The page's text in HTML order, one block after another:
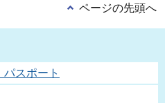
ページの先頭へ
スポート